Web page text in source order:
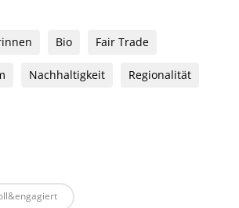
Bio Fair Trade
Nachhaltigkeit Regionalität